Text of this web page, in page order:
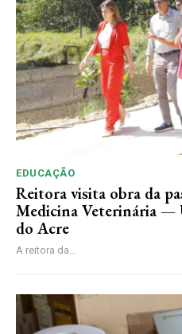
EDUCAÇÃO
Reitora visita obra da
Medicina Veterinária —
do Acre
A reitora da...